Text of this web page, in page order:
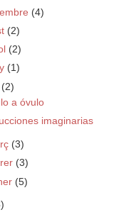
(4)
(2)
(2)
(1)
(2)
a óvulo
imaginarias
(3)
(3)
(5)